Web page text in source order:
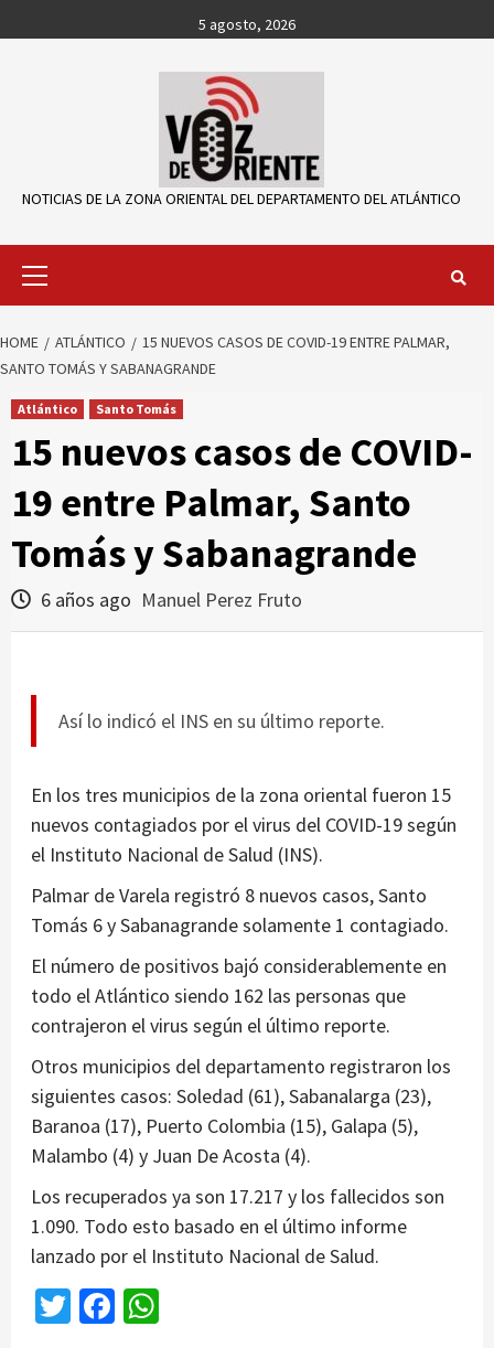
to
5 agosto, 2026
NOTICIAS DE LA ZONA ORIENTAL DEL DEPARTAMENTO DEL ATLÁNTICO
Primary
HOME ATLÁNTICO
15 NUEVOS CASOS DE COVID-19 ENTRE PALMAR,
SANTO TOMÁS Y SABANAGRANDE
Atlántico Santo Tomás
15 nuevos casos de COVID-
19 entre Palmar, Santo
Tomás y Sabanagrande
6 años ago Manuel Perez Fruto
Así lo indicó el INS en su último reporte.
En los tres municipios de la zona oriental fueron 15
nuevos contagiados por el virus del COVID-19 según
el Instituto Nacional de Salud (INS).
Palmar de Varela registró 8 nuevos casos, Santo
Tomás 6 y Sabanagrande solamente 1 contagiado.
El número de positivos bajó considerablemente en
todo el Atlántico siendo 162 las personas que
contrajeron el virus según el último reporte.
Otros municipios del departamento registraron los
siguientes casos: Soledad (61), Sabanalarga (23),
Baranoa (17), Puerto Colombia (15), Galapa (5),
Malambo (4) y Juan De Acosta (4).
Los recuperados ya son 17.217 y los fallecidos son
1.090. Todo esto basado en el último informe
lanzado por el Instituto Nacional de Salud.
TwitterFacebook